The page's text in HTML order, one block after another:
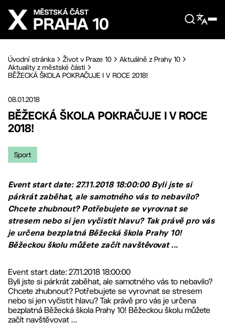
Přejít na hlavní obsah
Úvodní stránka Život v Praze 10
Aktuálně z Prahy 10
Aktuality z městské části
BĚŽECKÁ ŠKOLA POKRAČUJE I V ROCE 2018!
08.01.2018
BĚŽECKÁ ŠKOLA POKRAČUJE I V ROCE
2018!
Sport
Event start date: 27.11.2018 18:00:00 Byli jste si
párkrát zaběhat, ale samotného vás to nebavilo?
Chcete zhubnout? Potřebujete se vyrovnat se
stresem nebo si jen vyčistit hlavu? Tak právě pro vás
je určena bezplatná Běžecká škola Prahy 10!
Běžeckou školu můžete začít navštěvovat ...
Event start date: 27.11.2018 18:00:00
Byli jste si párkrát zaběhat, ale samotného vás to nebavilo?
Chcete zhubnout? Potřebujete se vyrovnat se stresem
nebo si jen vyčistit hlavu? Tak právě pro vás je určena
bezplatná Běžecká škola Prahy 10! Běžeckou školu můžete
začít navštěvovat …